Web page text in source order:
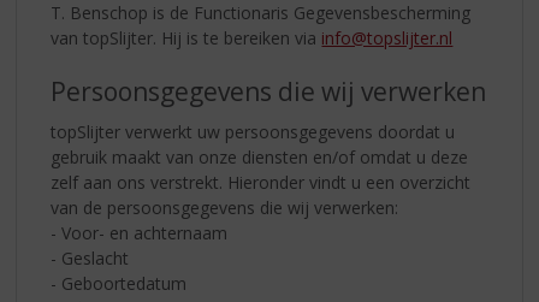
T. Benschop is de Functionaris Gegevensbescherming
van topSlijter. Hij is te bereiken via info@topslijter.nl
Persoonsgegevens die wij verwerken
topSlijter verwerkt uw persoonsgegevens doordat u
gebruik maakt van onze diensten en/of omdat u deze
zelf aan ons verstrekt. Hieronder vindt u een overzicht
van de persoonsgegevens die wij verwerken:
- Voor- en achternaam
- Geslacht
- Geboortedatum